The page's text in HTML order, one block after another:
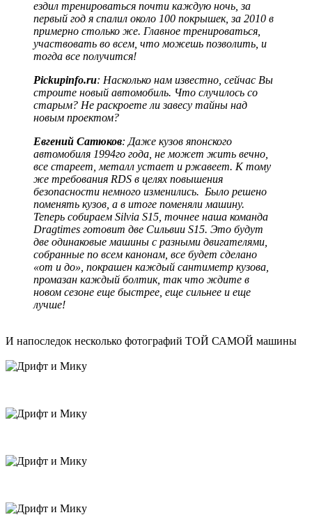
ездил тренироваться почти каждую ночь, за
первый год я спалил около 100 покрышек, за 2010 в
примерно столько же. Главное тренироваться,
участвовать во всем, что можешь позволить, и
тогда все получится!
Pickupinfo.ru: Насколько нам известно, сейчас Вы
строите новый автомобиль. Что случилось со
старым? Не раскроете ли завесу тайны над
новым проектом?
Евгений Сатюков: Даже кузов японского
автомобиля 1994го года, не может жить вечно,
все стареет, металл устает и ржавеет. К тому
же требования RDS в целях повышения
безопасности немного изменились. Было решено
поменять кузов, а в итоге поменяли машину.
Теперь собираем Silvia S15, точнее наша команда
Dragtimes готовит две Сильвии S15. Это будут
две одинаковые машины с разными двигателями,
собранные по всем канонам, все будет сделано
«от и до», покрашен каждый сантиметр кузова,
промазан каждый болтик, так что ждите в
новом сезоне еще быстрее, еще сильнее и еще
лучше!
И напоследок несколько фотографий ТОЙ САМОЙ машины